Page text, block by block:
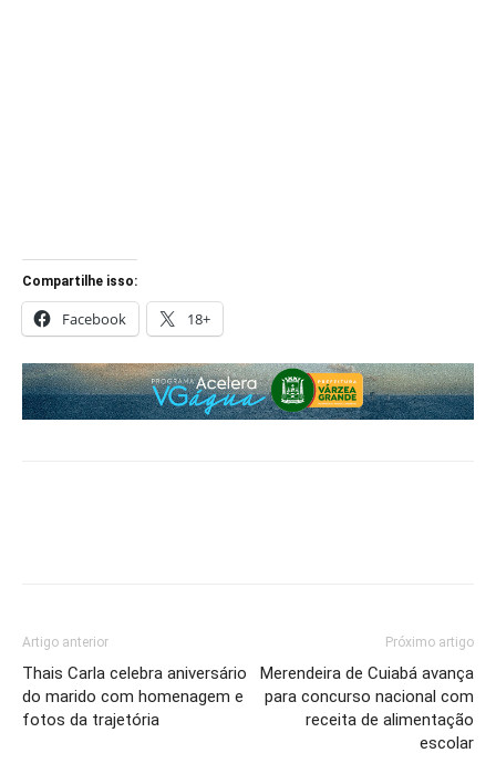
Compartilhe isso:
Facebook 18+
Artigo anterior
Thais Carla celebra aniversário
do marido com homenagem e
fotos da trajetória
Próximo artigo
Merendeira de Cuiabá avança
para concurso nacional com
receita de alimentação
escolar